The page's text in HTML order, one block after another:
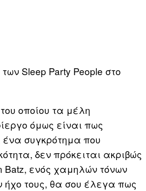
Sleep Party People στο
οποίου τα μέλη
όμως είναι πως
συγκρότημα που
δεν πρόκειται ακριβώς
Batz, ενός χαμηλών τόνων
ήχο τους, θα σου έλεγα πως